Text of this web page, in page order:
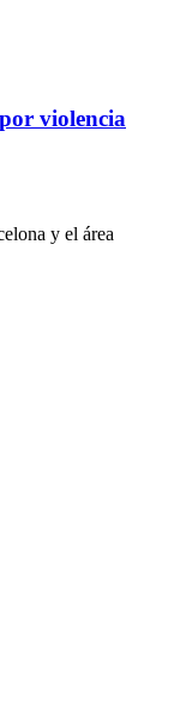
violencia
y el área